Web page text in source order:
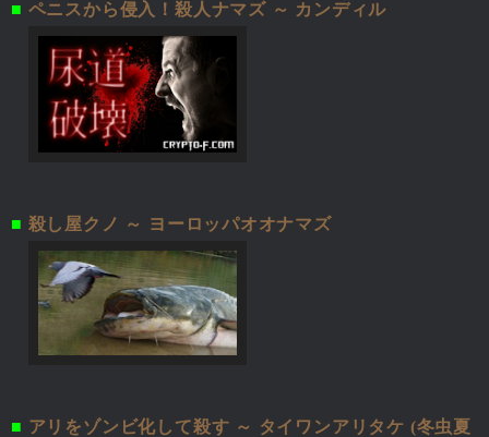
■ ペニスから侵入！殺人ナマズ ～ カンディル
■ 殺し屋クノ ～ ヨーロッパオオナマズ
■ アリをゾンビ化して殺す ～ タイワンアリタケ (冬虫夏